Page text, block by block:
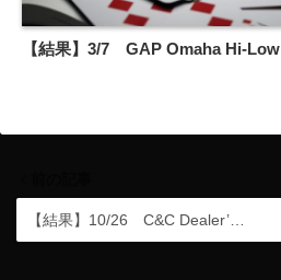
【結果】3/7 GAP Omaha Hi-Low
【結果】10/26 C&C Dealer’…